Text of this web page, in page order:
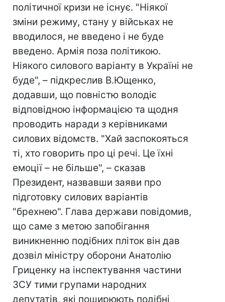
політичної кризи не існує. "Ніякої
зміни режиму, стану у військах не
вводилося, не введено і не буде
введено. Армія поза політикою.
Ніякого силового варіанту в Україні не
буде", – підкреслив В.Ющенко,
додавши, що повністю володіє
відповідною інформацією та щодня
проводить наради з керівниками
силових відомств. "Хай заспокояться
ті, хто говорить про ці речі. Це їхні
емоції – не більше", – сказав
Президент, назвавши заяви про
підготовку силових варіантів
"брехнею". Глава держави повідомив,
що саме з метою запобігання
виникненню подібних пліток він дав
дозвіл міністру оборони Анатолію
Гриценку на інспектування частини
ЗСУ тими групами народних
депутатів, які поширюють подібні